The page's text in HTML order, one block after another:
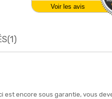
Voir les avis
encore sous garantie, vous